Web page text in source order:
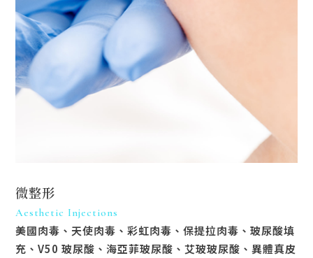
微整形
Aesthetic Injections
美國肉毒、天使肉毒、彩虹肉毒、保提拉肉毒、玻尿酸填
充、V50 玻尿酸、海亞菲玻尿酸、艾玻玻尿酸、異體真皮